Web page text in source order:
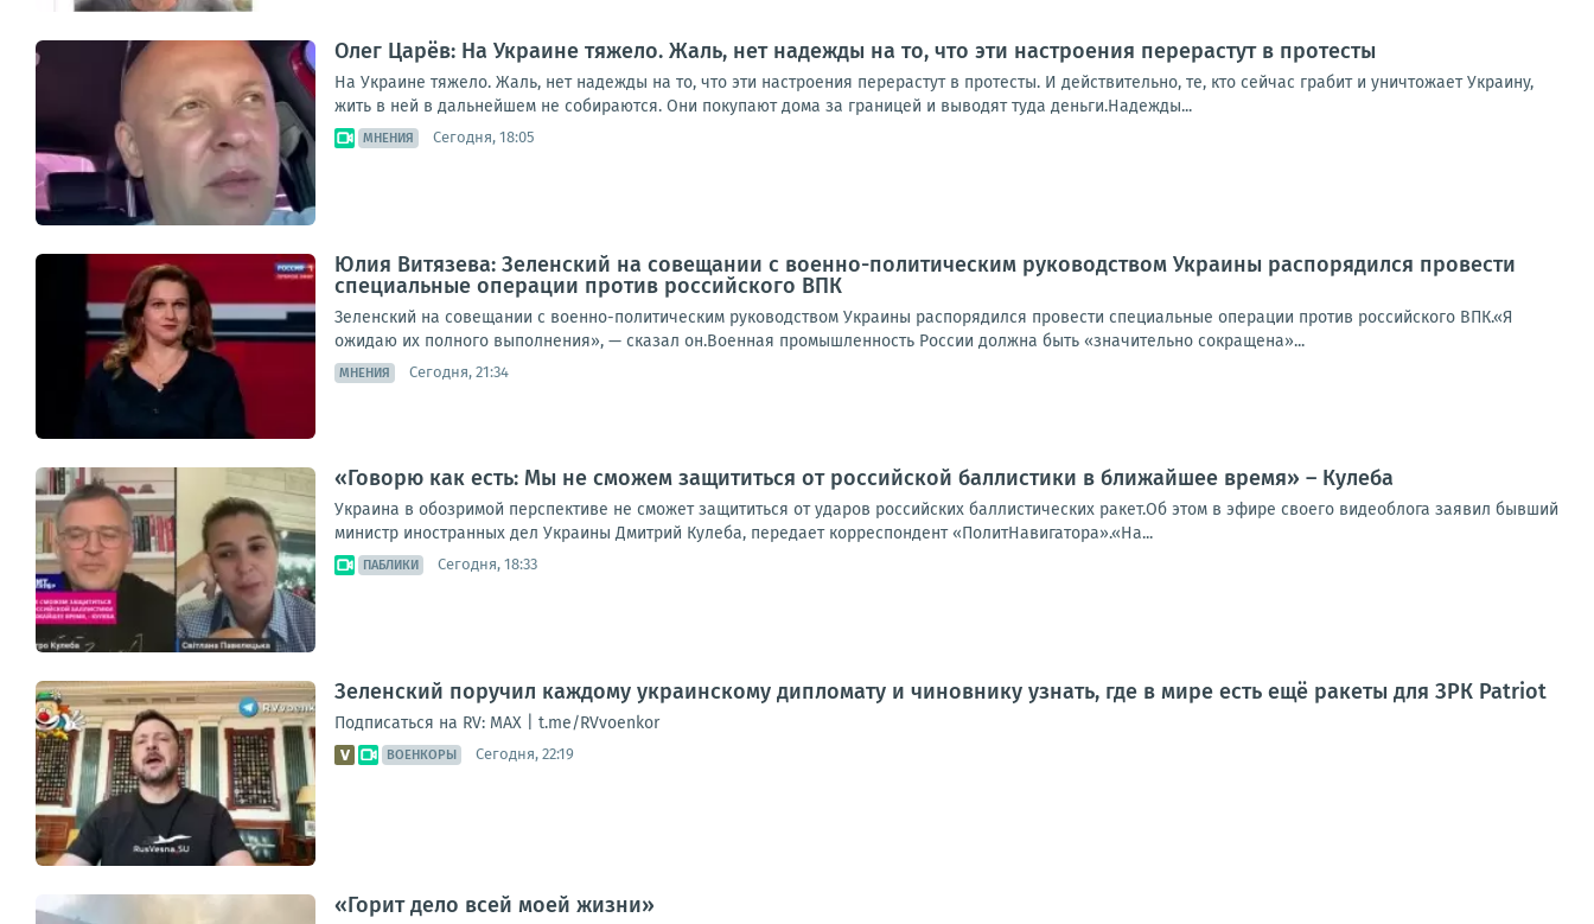
Олег Царёв: На Украине тяжело. Жаль, нет надежды на то, что эти настроения перерастут в протесты
На Украине тяжело. Жаль, нет надежды на то, что эти настроения перерастут в протесты. И действительно, те, кто сейчас грабит и уничтожает Украину,
жить в ней в дальнейшем не собираются. Они покупают дома за границей и выводят туда деньги.Надежды...
МНЕНИЯ Сегодня, 18:05
Юлия Витязева: Зеленский на совещании с военно-политическим руководством Украины распорядился провести
специальные операции против российского ВПК
Зеленский на совещании с военно-политическим руководством Украины распорядился провести специальные операции против российского ВПК.«Я
ожидаю их полного выполнения», — сказал он.Военная промышленность России должна быть «значительно сокращена»...
МНЕНИЯ Сегодня, 21:34
«Говорю как есть: Мы не сможем защититься от российской баллистики в ближайшее время» – Кулеба
Украина в обозримой перспективе не сможет защититься от ударов российских баллистических ракет.Об этом в эфире своего видеоблога заявил бывший
министр иностранных дел Украины Дмитрий Кулеба, передает корреспондент «ПолитНавигатора».«На...
ПАБЛИКИ Сегодня, 18:33
Зеленский поручил каждому украинскому дипломату и чиновнику узнать, где в мире есть ещё ракеты для ЗРК Patriot
Подписаться на RV: MAX | t.me/RVvoenkor
ВОЕНКОРЫ Сегодня, 22:19
«Горит дело всей моей жизни»